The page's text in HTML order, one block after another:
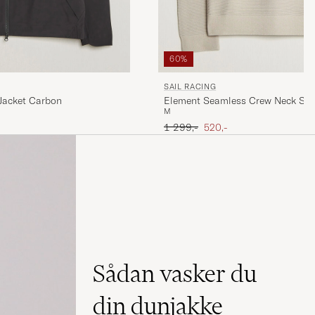
Carbon
60%
SAIL RACING
Element Seamless Crew Neck
M
Ordinary pris
1 299,- Nedsat pris
520,-
Sådan vasker du
din dunjakke